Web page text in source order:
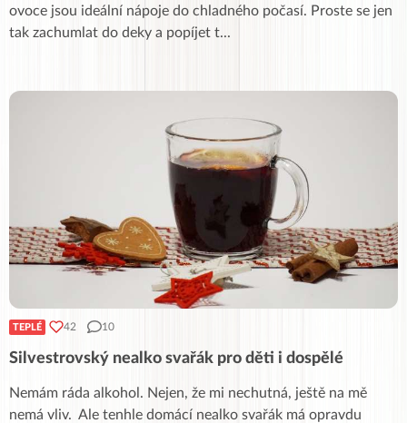
ovoce jsou ideální nápoje do chladného počasí. Proste se jen
tak zachumlat do deky a popíjet t...
TEPLÉ 42 10
Silvestrovský nealko svařák pro děti i dospělé
Nemám ráda alkohol. Nejen, že mi nechutná, ještě na mě
nemá vliv. Ale tenhle domácí nealko svařák má opravdu